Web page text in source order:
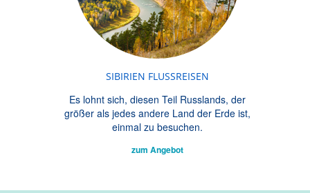
SIBIRIEN FLUSSREISEN
Es lohnt sich, diesen Teil Russlands, der
größer als jedes andere Land der Erde ist,
einmal zu besuchen.
zum Angebot